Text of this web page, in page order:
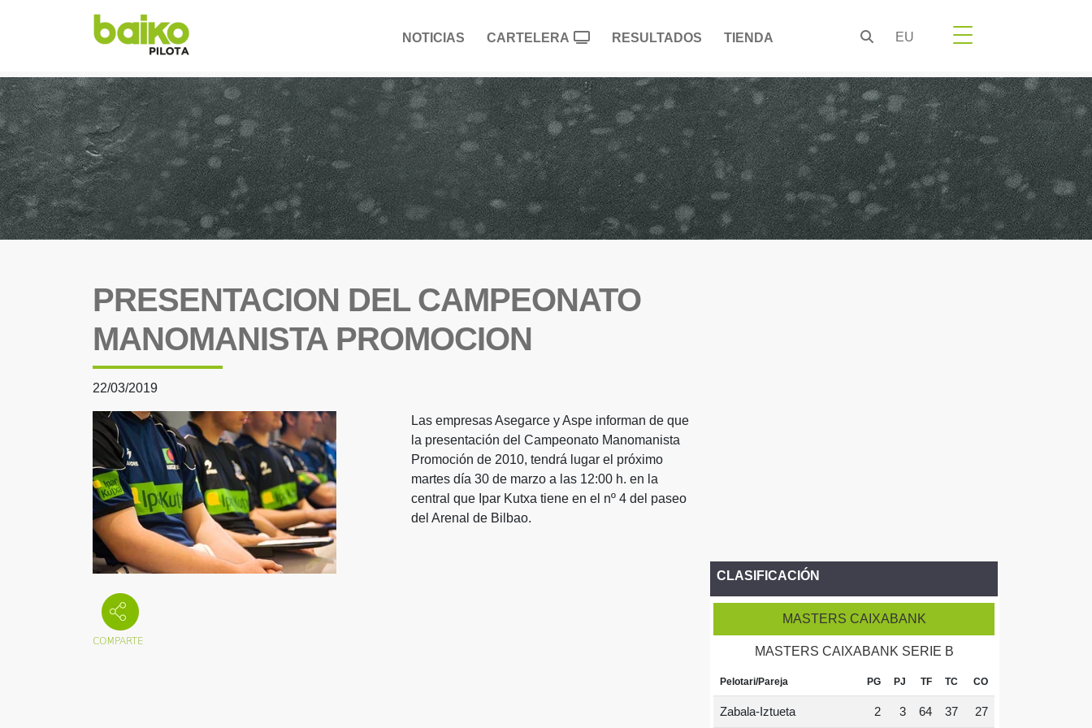
NOTICIAS CARTELERA RESULTADOS TIENDA EU
PRESENTACION DEL CAMPEONATO
MANOMANISTA PROMOCION
22/03/2019
Las empresas Asegarce y Aspe informan de que
la presentación del Campeonato Manomanista
Promoción de 2010, tendrá lugar el próximo
martes día 30 de marzo a las 12:00 h. en la
central que Ipar Kutxa tiene en el nº 4 del paseo
del Arenal de Bilbao.
CLASIFICACIÓN
MASTERS CAIXABANK
MASTERS CAIXABANK SERIE B
Pelotari/Pareja PG PJ TF TC CO
Zabala-Iztueta 2 3 64 37 27